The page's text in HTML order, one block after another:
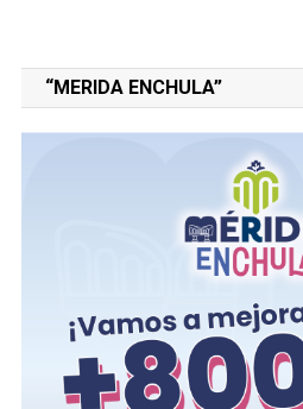
“MERIDA ENCHULA”